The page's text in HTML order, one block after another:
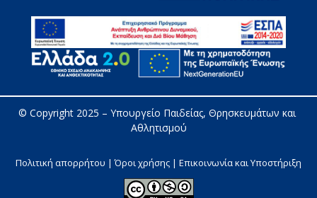
© Copyright 2025 – Υπουργείο Παιδείας, Θρησκευμάτων και
Αθλητισμού
Πολιτική απορρήτου | Όροι χρήσης | Επικοινωνία και Υποστήριξη